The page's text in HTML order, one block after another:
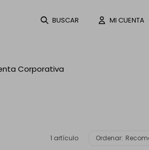
Corporativa
1 artículo